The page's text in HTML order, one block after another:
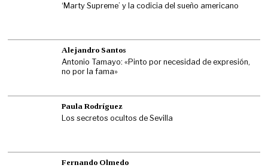
‘Marty Supreme’ y la codicia del sueño americano
Alejandro Santos
Antonio Tamayo: «Pinto por necesidad de expresión,
no por la fama»
Paula Rodríguez
Los secretos ocultos de Sevilla
Fernando Olmedo